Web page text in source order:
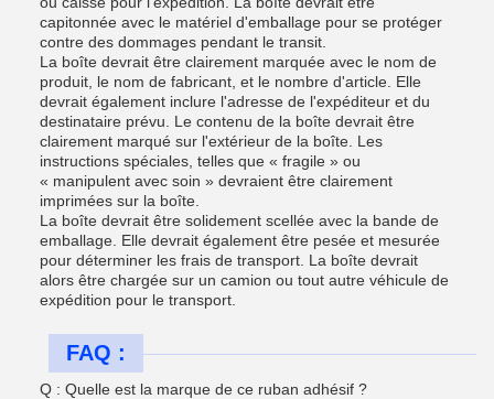
capitonnée avec le matériel d'emballage pour se protéger
contre des dommages pendant le transit.
La boîte devrait être clairement marquée avec le nom de
produit, le nom de fabricant, et le nombre d'article. Elle
devrait également inclure l'adresse de l'expéditeur et du
destinataire prévu. Le contenu de la boîte devrait être
clairement marqué sur l'extérieur de la boîte. Les
instructions spéciales, telles que « fragile » ou
« manipulent avec soin » devraient être clairement
imprimées sur la boîte.
La boîte devrait être solidement scellée avec la bande de
emballage. Elle devrait également être pesée et mesurée
pour déterminer les frais de transport. La boîte devrait
alors être chargée sur un camion ou tout autre véhicule de
expédition pour le transport.
FAQ :
Q : Quelle est la marque de ce ruban adhésif ?